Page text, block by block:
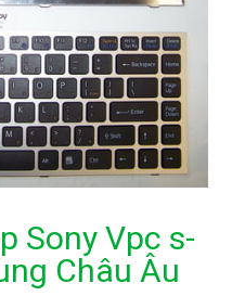
Sony Vpc s-
Châu Âu